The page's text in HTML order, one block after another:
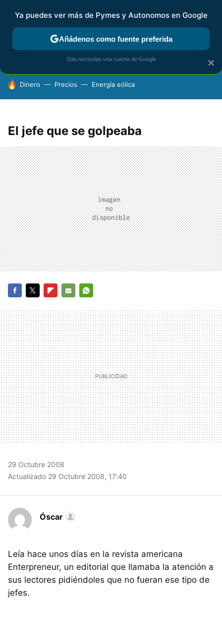
FISCALIDAD Y CONTABILIDAD KIT DIGITAL RENTA
HOY SE HABLA DE
Dinero Precios Energía eólica
El jefe que se golpeaba
MAIL
29 Octubre 2008
Actualizado 29 Octubre 2008, 17:40
Óscar
Leía hace unos días en la revista americana
Enterpreneur, un editorial que llamaba la atención a
sus lectores pidiéndoles que no fueran ese tipo de
jefes.
×
Ya puedes ver más de Pymes y Autonomos en Google
Añádenos como fuente preferida
Solo necesitas una cuenta de Google